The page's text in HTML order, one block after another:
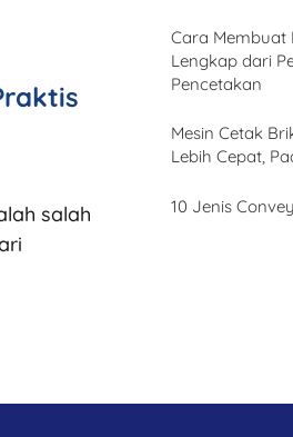
salah
Cara Membuat
Lengkap dari
Pencetakan
Mesin Cetak
Lebih Cepat,
10 Jenis